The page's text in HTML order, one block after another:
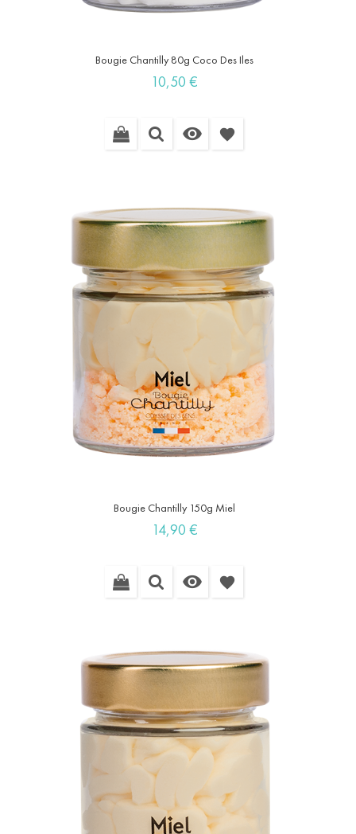
Bougie Chantilly 80g Coco Des Iles
Prix
10,50 €
 favorite
Bougie Chantilly 150g Miel
Prix
14,90 €
 favorite